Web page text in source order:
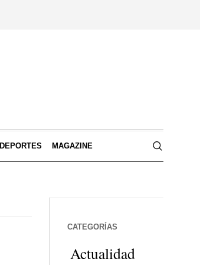
DEPORTES MAGAZINE
CATEGORÍAS
Actualidad